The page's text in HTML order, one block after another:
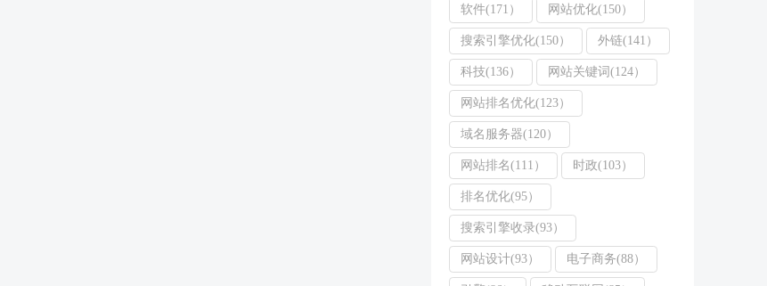
软件(171） 网站优化(150）
搜索引擎优化(150） 外链(141）
科技(136） 网站关键词(124）
网站排名优化(123）
域名服务器(120）
网站排名(111） 时政(103）
排名优化(95）
搜索引擎收录(93）
网站设计(93） 电子商务(88）